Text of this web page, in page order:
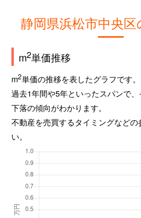
静岡県浜松市中央
m2単価推移
m2単価の推移を表したグラフです。
過去1年間や5年といったスパンで、
下落の傾向がわかります。
不動産を売買するタイミングなどの
い。